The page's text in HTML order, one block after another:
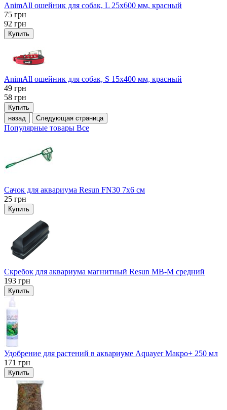
AnimAll ошейник для собак, L 25x600 мм, красный
75 грн
92 грн
Купить
AnimAll ошейник для собак, S 15х400 мм, красный
49 грн
58 грн
Купить
назад
Следующая страница
Популярные товары Все
Сачок для аквариума Resun FN30 7х6 см
25 грн
Купить
Скребок для аквариума магнитный Resun MB-M средний
193 грн
Купить
Удобрение для растений в аквариуме Aquayer Макро+ 250 мл
171 грн
Купить